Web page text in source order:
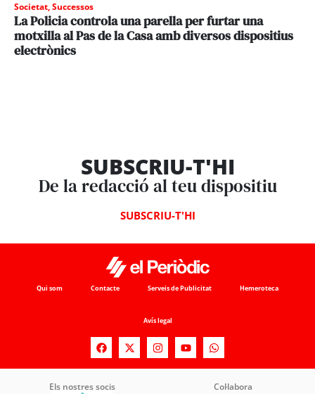
Societat,Successos
La Policia controla una parella per furtar una
motxilla al Pas de la Casa amb diversos dispositius
electrònics
SUBSCRIU-T'HI
De la redacció al teu dispositiu
SUBSCRIU-T'HI
Qui som Contacte Serveis de Publicitat Hemeroteca
Avís legal
Els nostres socis Col·labora